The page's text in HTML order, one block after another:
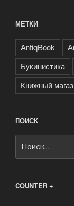
МЕТКИ
AntiqBook
Букинистика
Книжный
ПОИСК
COUNTER +